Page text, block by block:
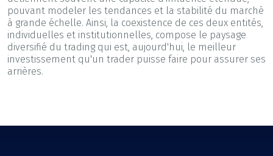
pouvant modeler les tendances et la stabilité du marché
à grande échelle. Ainsi, la coexistence de ces deux entités,
individuelles et institutionnelles, compose le paysage
diversifié du trading qui est, aujourd'hui, le meilleur
investissement qu'un trader puisse faire pour assurer ses
arrières.